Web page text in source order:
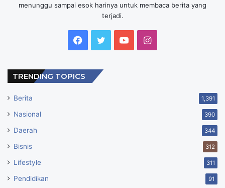
menunggu sampai esok harinya untuk membaca berita yang
terjadi.
Facebook
TwitterYouTubeInstagram
TRENDING TOPICS
Berita 1,391
Nasional 390
Daerah 344
Bisnis 312
Lifestyle 311
Pendidikan 91